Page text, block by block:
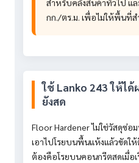
สำหรับคลังสินค้าทั่วไป แ
กก./ตร.ม. เพื่อไม่ให้พื้นที่
ใช้ Lanko 243 ให้ไ
ยังสด
Floor Hardener ไม่ใช่วัสดุซ่อ
เอาไปโรยบนพื้นแห้งแล้วขัดให้
ต้องคือโรยบนคอนกรีตสดเมื่อเ